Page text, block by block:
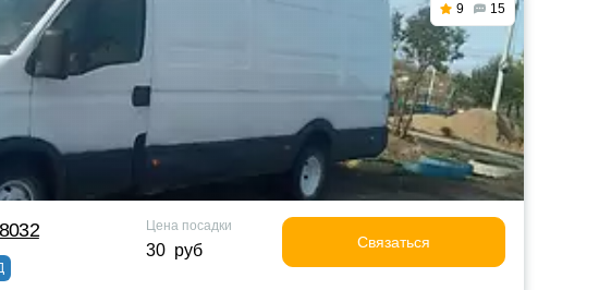
9 15
Цена посадки
30 руб Связаться